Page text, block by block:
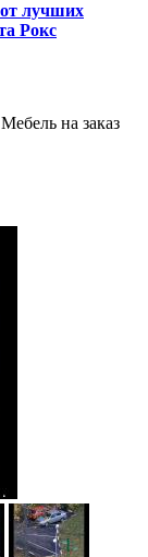
лучших
Рокс
на заказ